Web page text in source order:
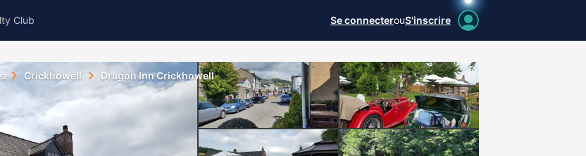
Club Se connecterouS'inscrire
Crickhowell Dragon Inn Crickhowell